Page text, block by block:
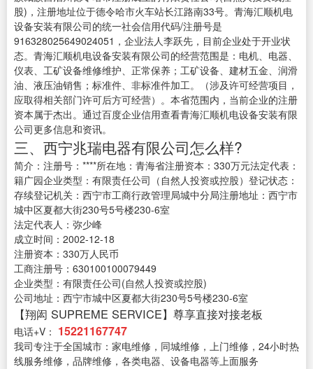
股)，注册地址位于德令哈市火车站长江路南33号。青海汇顺机电
设备安装有限公司的统一社会信用代码/注册号是
916328025649024051，企业法人李跃先，目前企业处于开业状
态。青海汇顺机电设备安装有限公司的经营范围是：电机、电器、
仪表、工矿设备维修维护、正常保养；工矿设备、建材五金、润滑
油、液压油销售；标准件、非标准件加工。（涉及许可经营项目，
应取得相关部门许可后方可经营）。本省范围内，当前企业的注册
资本属于杰出。通过百度企业信用查看青海汇顺机电设备安装有限
公司更多信息和资讯。
三、西宁兆瑞电器有限公司怎么样?
简介：注册号：****所在地：青海省注册资本：330万元法定代表：
籍广园企业类型：有限责任公司（自然人投资或控股）登记状态：
存续登记机关：西宁市工商行政管理局城中分局注册地址：西宁市
城中区夏都大街230号5号楼230-6室
法定代表人：弥少峰
成立时间：2002-12-18
注册资本：330万人民币
工商注册号：630100100079449
企业类型：有限责任公司(自然人投资或控股)
公司地址：西宁市城中区夏都大街230号5号楼230-6室
【翔闳 SUPREME SERVICE】尊享直接对接老板
电话+V： 15221167747
我司专注于全国城市：家电维修，同城维修，上门维修，24小时热
线服务维修，品牌维修，各类电器、设备电器等上面服务